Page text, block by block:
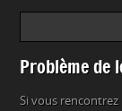
Problème de
Si vous